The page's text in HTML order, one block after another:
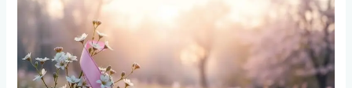
Cáncer
de
Mama
y